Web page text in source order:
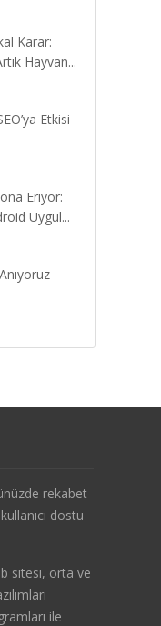
Karar:
Hayvan...
Etkisi
Eriyor:
Uygul...
rekabet
dostu
sitesi, orta ve
ile